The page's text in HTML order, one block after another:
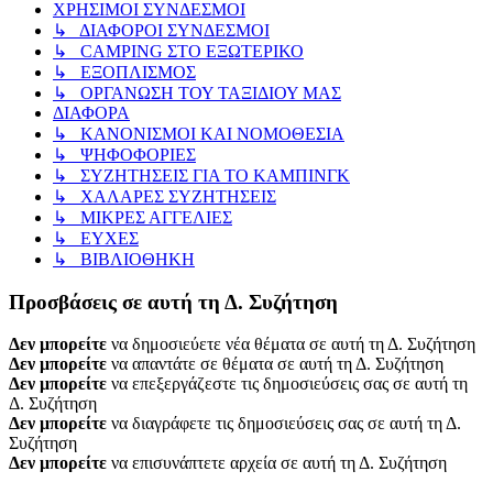
ΧΡΗΣΙΜΟΙ ΣΥΝΔΕΣΜΟΙ
↳ ΔΙΑΦΟΡΟΙ ΣΥΝΔΕΣΜΟΙ
↳ CAMPING ΣΤΟ ΕΞΩΤΕΡΙΚΟ
↳ ΕΞΟΠΛΙΣΜΟΣ
↳ ΟΡΓΑΝΩΣΗ ΤΟΥ ΤΑΞΙΔΙΟΥ ΜΑΣ
ΔΙΑΦΟΡΑ
↳ ΚΑΝΟΝΙΣΜΟΙ ΚΑΙ ΝΟΜΟΘΕΣΙΑ
↳ ΨΗΦΟΦΟΡΙΕΣ
↳ ΣΥΖΗΤΗΣΕΙΣ ΓΙΑ ΤΟ ΚΑΜΠΙΝΓΚ
↳ ΧΑΛΑΡΕΣ ΣΥΖΗΤΗΣΕΙΣ
↳ ΜΙΚΡΕΣ ΑΓΓΕΛΙΕΣ
↳ ΕΥΧΕΣ
↳ ΒΙΒΛΙΟΘΗΚΗ
Προσβάσεις σε αυτή τη Δ. Συζήτηση
Δεν μπορείτε να δημοσιεύετε νέα θέματα σε αυτή τη Δ. Συζήτηση
Δεν μπορείτε να απαντάτε σε θέματα σε αυτή τη Δ. Συζήτηση
Δεν μπορείτε να επεξεργάζεστε τις δημοσιεύσεις σας σε αυτή τη
Δ. Συζήτηση
Δεν μπορείτε να διαγράφετε τις δημοσιεύσεις σας σε αυτή τη Δ.
Συζήτηση
Δεν μπορείτε να επισυνάπτετε αρχεία σε αυτή τη Δ. Συζήτηση